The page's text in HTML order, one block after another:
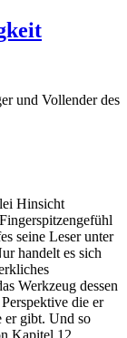
und Vollender des
Hinsicht
seine Leser unter
handelt es sich
Werkzeug dessen
die er
er gibt. Und so
Kapitel 12